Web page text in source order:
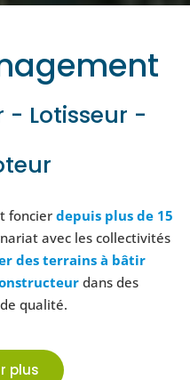
- Lotisseur -
foncier depuis plus de 15
avec les collectivités
des terrains à bâtir
dans des
qualité.
plus